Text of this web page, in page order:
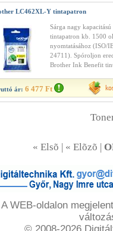
LC462XL-Y tintapatron
Sárga nagy kapacitású
tintapatron kb. 1500
nyomtatásához (ISO/
24711). Spóroljon
Brother Ink Benefit
ár: 6 477 Ft
« Elsõ | « Elõzõ |
A WEB-oldalon